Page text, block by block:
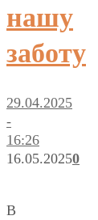
нашу
заботу
29.04.2025
-
16:26
16.05.20250
В